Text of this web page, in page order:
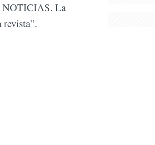
NOTICIAS. La
revista”.